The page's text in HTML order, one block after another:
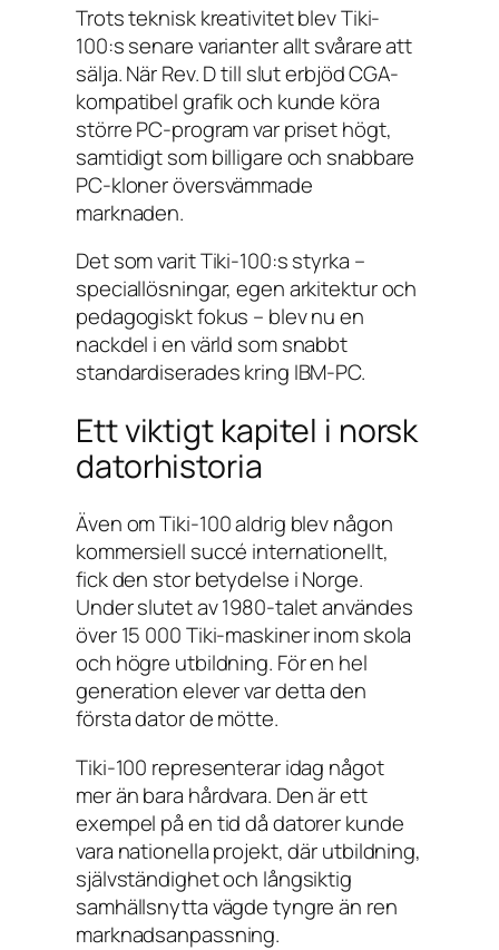
Trots teknisk kreativitet blev Tiki-
100:s senare varianter allt svårare att
sälja. När Rev. D till slut erbjöd CGA-
kompatibel grafik och kunde köra
större PC-program var priset högt,
samtidigt som billigare och snabbare
PC-kloner översvämmade
marknaden.
Det som varit Tiki-100:s styrka –
speciallösningar, egen arkitektur och
pedagogiskt fokus – blev nu en
nackdel i en värld som snabbt
standardiserades kring IBM-PC.
Ett viktigt kapitel i norsk
datorhistoria
Även om Tiki-100 aldrig blev någon
kommersiell succé internationellt,
fick den stor betydelse i Norge.
Under slutet av 1980-talet användes
över 15 000 Tiki-maskiner inom skola
och högre utbildning. För en hel
generation elever var detta den
första dator de mötte.
Tiki-100 representerar idag något
mer än bara hårdvara. Den är ett
exempel på en tid då datorer kunde
vara nationella projekt, där utbildning,
självständighet och långsiktig
samhällsnytta vägde tyngre än ren
marknadsanpassning.